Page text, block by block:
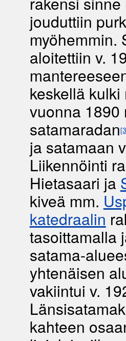
jouduttiin
myöhemmin.
aloitettiin v.
keskellä
vuonna 1890
satamaradan
ja satamaan
Liikennöinti
Hietasaari ja
kiveä mm.
katedraalin
tasoittamalla
satama-
yhtenäisen
vakiintui v.
kahteen